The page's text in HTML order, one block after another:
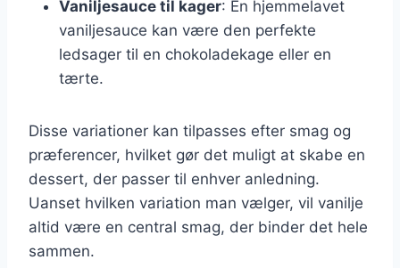
Vaniljesauce til kager: En hjemmelavet
vaniljesauce kan være den perfekte
ledsager til en chokoladekage eller en
tærte.
Disse variationer kan tilpasses efter smag og
præferencer, hvilket gør det muligt at skabe en
dessert, der passer til enhver anledning.
Uanset hvilken variation man vælger, vil vanilje
altid være en central smag, der binder det hele
sammen.